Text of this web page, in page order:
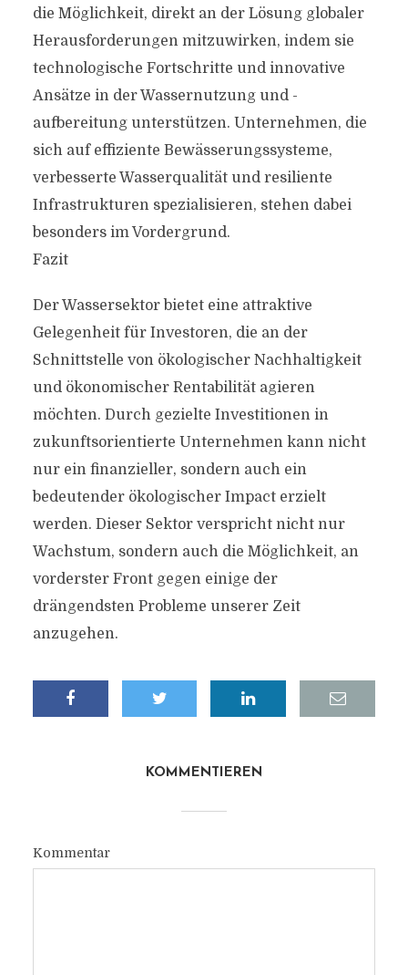
die Möglichkeit, direkt an der Lösung globaler
Herausforderungen mitzuwirken, indem sie
technologische Fortschritte und innovative
Ansätze in der Wassernutzung und -
aufbereitung unterstützen. Unternehmen, die
sich auf effiziente Bewässerungssysteme,
verbesserte Wasserqualität und resiliente
Infrastrukturen spezialisieren, stehen dabei
besonders im Vordergrund.
Fazit
Der Wassersektor bietet eine attraktive
Gelegenheit für Investoren, die an der
Schnittstelle von ökologischer Nachhaltigkeit
und ökonomischer Rentabilität agieren
möchten. Durch gezielte Investitionen in
zukunftsorientierte Unternehmen kann nicht
nur ein finanzieller, sondern auch ein
bedeutender ökologischer Impact erzielt
werden. Dieser Sektor verspricht nicht nur
Wachstum, sondern auch die Möglichkeit, an
vorderster Front gegen einige der
drängendsten Probleme unserer Zeit
anzugehen.
KOMMENTIEREN
Kommentar